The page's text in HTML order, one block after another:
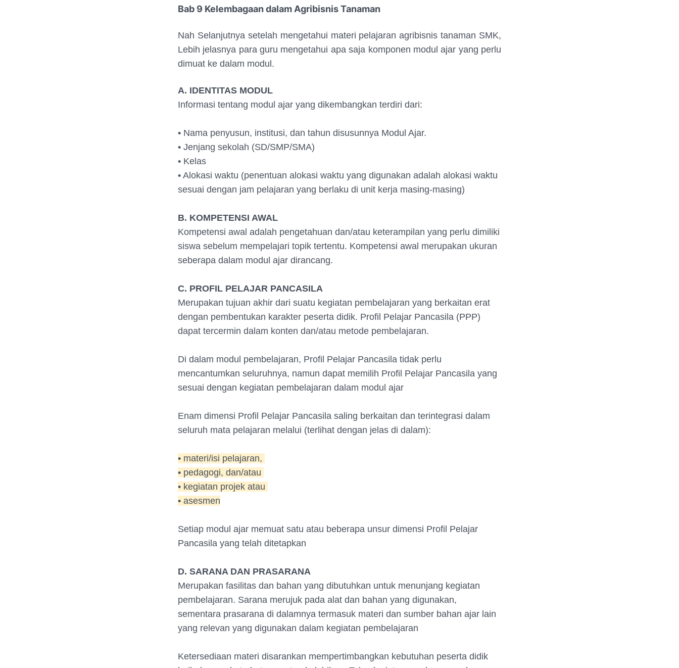
Bab 9 Kelembagaan dalam Agribisnis Tanaman
Nah Selanjutnya setelah mengetahui materi pelajaran agribisnis tanaman SMK,
Lebih jelasnya para guru mengetahui apa saja komponen modul ajar yang perlu
dimuat ke dalam modul.
A. IDENTITAS MODUL
Informasi tentang modul ajar yang dikembangkan terdiri dari:
• Nama penyusun, institusi, dan tahun disusunnya Modul Ajar.
• Jenjang sekolah (SD/SMP/SMA)
• Kelas
• Alokasi waktu (penentuan alokasi waktu yang digunakan adalah alokasi waktu
sesuai dengan jam pelajaran yang berlaku di unit kerja masing-masing)
B. KOMPETENSI AWAL
Kompetensi awal adalah pengetahuan dan/atau keterampilan yang perlu dimiliki
siswa sebelum mempelajari topik tertentu. Kompetensi awal merupakan ukuran
seberapa dalam modul ajar dirancang.
C. PROFIL PELAJAR PANCASILA
Merupakan tujuan akhir dari suatu kegiatan pembelajaran yang berkaitan erat
dengan pembentukan karakter peserta didik. Profil Pelajar Pancasila (PPP)
dapat tercermin dalam konten dan/atau metode pembelajaran.
Di dalam modul pembelajaran, Profil Pelajar Pancasila tidak perlu
mencantumkan seluruhnya, namun dapat memilih Profil Pelajar Pancasila yang
sesuai dengan kegiatan pembelajaran dalam modul ajar
Enam dimensi Profil Pelajar Pancasila saling berkaitan dan terintegrasi dalam
seluruh mata pelajaran melalui (terlihat dengan jelas di dalam):
• materi/isi pelajaran,
• pedagogi, dan/atau
• kegiatan projek atau
• asesmen
Setiap modul ajar memuat satu atau beberapa unsur dimensi Profil Pelajar
Pancasila yang telah ditetapkan
D. SARANA DAN PRASARANA
Merupakan fasilitas dan bahan yang dibutuhkan untuk menunjang kegiatan
pembelajaran. Sarana merujuk pada alat dan bahan yang digunakan,
sementara prasarana di dalamnya termasuk materi dan sumber bahan ajar lain
yang relevan yang digunakan dalam kegiatan pembelajaran
Ketersediaan materi disarankan mempertimbangkan kebutuhan peserta didik